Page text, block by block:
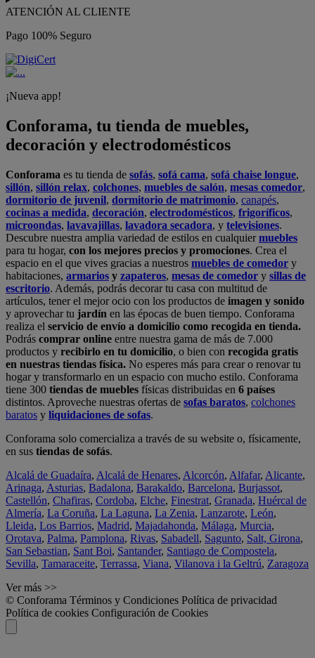
ATENCIÓN AL CLIENTE
Pago 100% Seguro
¡Nueva app!
Conforama, tu tienda de muebles,
decoración y electrodomésticos
Conforama es tu tienda de sofás, sofá cama, sofá chaise longue,
sillón, sillón relax, colchones, muebles de salón, mesas comedor,
dormitorio de juvenil, dormitorio de matrimonio, canapés,
cocinas a medida, decoración, electrodomésticos, frigoríficos,
microondas, lavavajillas, lavadora secadora, y televisiones.
Descubre nuestra amplia variedad de estilos en cualquiermuebles
para tu hogar, con los mejores precios y promociones. Crea el
espacio en el que vives gracias a nuestros muebles de comedor y
habitaciones, armarios y zapateros, mesas de comedor y sillas de
escritorio. Además, podrás decorar tu casa con multitud de
artículos, tener el mejor ocio con los productos de imagen y sonido
y aprovechar tu jardín en las épocas de buen tiempo. Conforama
realiza el servicio de envío a domicilio como recogida en tienda.
Podrás comprar online entre nuestra gama de más de 7.000
productos y recibirlo en tu domicilio, o bien con recogida gratis
en nuestras tiendas física. No esperes más para crear o renovar tu
hogar y transformarlo en un espacio con mucho estilo. Conforama
tiene 300 tiendas de muebles físicas distribuidas en 6 países
distintos. Aproveche nuestras ofertas de sofas baratos, colchones
baratos y liquidaciones de sofas.
Conforama solo comercializa a través de su website o, físicamente,
en sus tiendas de sofás.
Alcalá de Guadaíra, Alcalá de Henares, Alcorcón, Alfafar, Alicante,
Arinaga, Asturias, Badalona, Barakaldo, Barcelona, Burjassot,
Castellón, Chafiras, Cordoba, Elche, Finestrat, Granada, Huércal de
Almería, La Coruña, La Laguna, La Zenia, Lanzarote, León,
Lleida, Los Barrios, Madrid, Majadahonda, Málaga, Murcia,
Orotava, Palma, Pamplona, Rivas, Sabadell, Sagunto, Salt, Girona,
San Sebastian, Sant Boi, Santander, Santiago de Compostela,
Sevilla, Tamaraceite, Terrassa, Viana, Vilanova i la Geltrú, Zaragoza
Ver más >>
© Conforama Términos y Condiciones Política de privacidad
Política de cookies Configuración de Cookies